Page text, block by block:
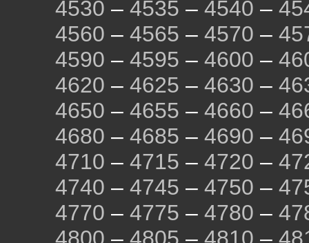
4530 – 4535 – 4540 –
4560 – 4565 – 4570 –
4590 – 4595 – 4600 –
4620 – 4625 – 4630 –
4650 – 4655 – 4660 –
4680 – 4685 – 4690 –
4710 – 4715 – 4720 –
4740 – 4745 – 4750 –
4770 – 4775 – 4780 –